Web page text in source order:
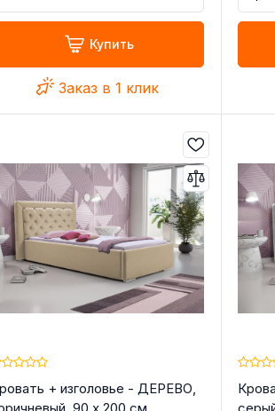
Купить
Заказ в 1 клик
+ изголовье - ДЕРЕВО,